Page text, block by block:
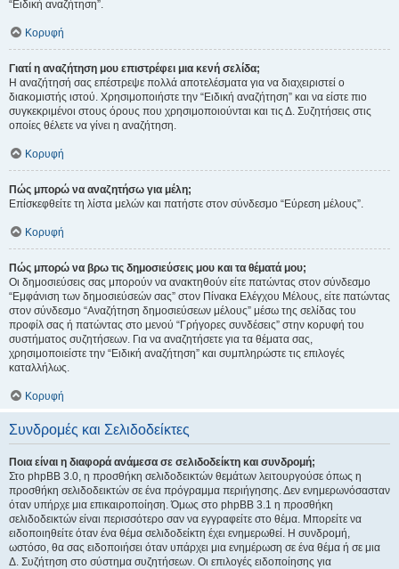
“Ειδική αναζήτηση”.
Κορυφή
Γιατί η αναζήτηση μου επιστρέφει μια κενή σελίδα;
Η αναζήτησή σας επέστρεψε πολλά αποτελέσματα για να διαχειριστεί ο
διακομιστής ιστού. Χρησιμοποιήστε την “Ειδική αναζήτηση” και να είστε πιο
συγκεκριμένοι στους όρους που χρησιμοποιούνται και τις Δ. Συζητήσεις στις
οποίες θέλετε να γίνει η αναζήτηση.
Κορυφή
Πώς μπορώ να αναζητήσω για μέλη;
Επίσκεφθείτε τη λίστα μελών και πατήστε στον σύνδεσμο “Εύρεση μέλους”.
Κορυφή
Πώς μπορώ να βρω τις δημοσιεύσεις μου και τα θέματά μου;
Οι δημοσιεύσεις σας μπορούν να ανακτηθούν είτε πατώντας στον σύνδεσμο
“Εμφάνιση των δημοσιεύσεών σας” στον Πίνακα Ελέγχου Μέλους, είτε πατώντας
στον σύνδεσμο “Αναζήτηση δημοσιεύσεων μέλους” μέσω της σελίδας του
προφίλ σας ή πατώντας στο μενού “Γρήγορες συνδέσεις” στην κορυφή του
συστήματος συζητήσεων. Για να αναζητήσετε για τα θέματα σας,
χρησιμοποιείστε την “Ειδική αναζήτηση” και συμπληρώστε τις επιλογές
καταλλήλως.
Κορυφή
Συνδρομές και Σελιδοδείκτες
Ποια είναι η διαφορά ανάμεσα σε σελιδοδείκτη και συνδρομή;
Στο phpBB 3.0, η προσθήκη σελιδοδεικτών θεμάτων λειτουργούσε όπως η
προσθήκη σελιδοδεικτών σε ένα πρόγραμμα περιήγησης. Δεν ενημερωνόσασταν
όταν υπήρχε μια επικαιροποίηση. Όμως στο phpBB 3.1 η προσθήκη
σελιδοδεικτών είναι περισσότερο σαν να εγγραφείτε στο θέμα. Μπορείτε να
ειδοποιηθείτε όταν ένα θέμα σελιδοδείκτη έχει ενημερωθεί. Η συνδρομή,
ωστόσο, θα σας ειδοποιήσει όταν υπάρχει μια ενημέρωση σε ένα θέμα ή σε μια
Δ. Συζήτηση στο σύστημα συζητήσεων. Οι επιλογές ειδοποίησης για